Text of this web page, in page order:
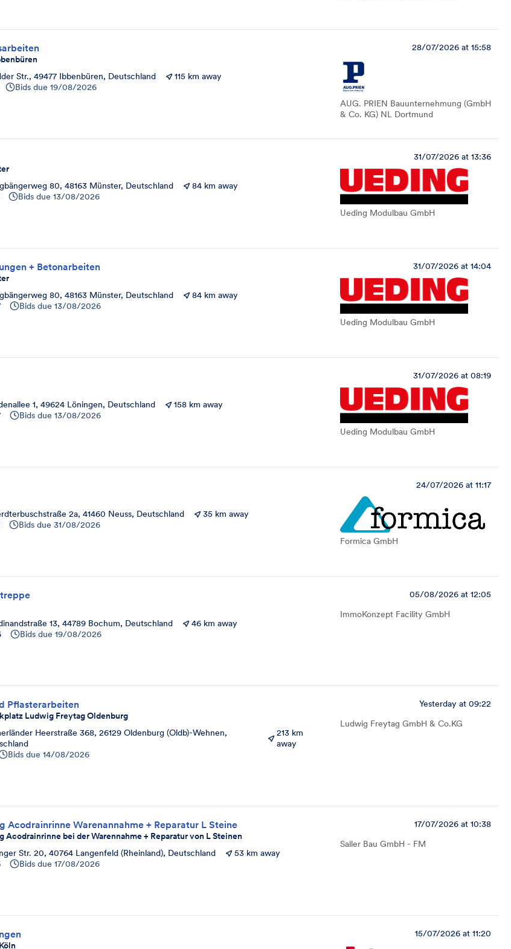
28/07/2026 at 15:58
Str., 49477 Ibbenbüren, Deutschland
115 km away
Bids due 19/08/2026
AUG. PRIEN Bauunternehmung (GmbH
& Co. KG) NL Dortmund
31/07/2026 at 13:36
80, 48163 Münster, Deutschland
84 km away
Bids due 13/08/2026
Ueding Modulbau GmbH
+ Betonarbeiten 31/07/2026 at 14:04
80, 48163 Münster, Deutschland
84 km away
Bids due 13/08/2026
Ueding Modulbau GmbH
31/07/2026 at 08:19
1, 49624 Löningen, Deutschland
158 km away
Bids due 13/08/2026
Ueding Modulbau GmbH
24/07/2026 at 11:17
2a, 41460 Neuss, Deutschland
35 km away
Bids due 31/08/2026
Formica GmbH
05/08/2026 at 12:05
13, 44789 Bochum, Deutschland
46 km away
Bids due 19/08/2026
ImmoKonzept Facility GmbH
Pflasterarbeiten
Ludwig Freytag Oldenburg
Yesterday at 09:22
Heerstraße 368, 26129 Oldenburg (Oldb)-Wehnen,
213 km
away
Bids due 14/08/2026
Ludwig Freytag GmbH & Co.KG
Acodrainrinne Warenannahme + Reparatur L Steine
Acodrainrinne bei der Warennahme + Reparatur von L Steinen
17/07/2026 at 10:38
Str. 20, 40764 Langenfeld (Rheinland), Deutschland
53 km away
Bids due 17/08/2026
Saller Bau GmbH - FM
15/07/2026 at 11:20